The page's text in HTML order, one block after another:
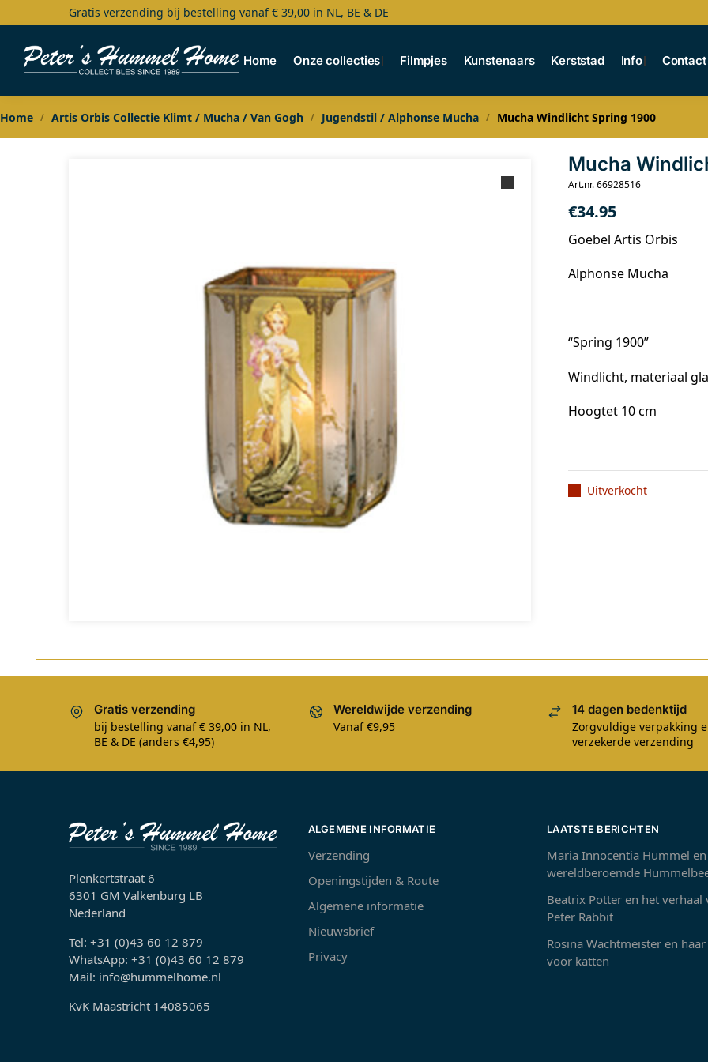
Gratis verzending bij bestelling vanaf € 39,00 in NL, BE & DE
Home Onze collecties Filmpjes Kunstenaars Kerststad Info Contact
Search
Home / Artis Orbis Collectie Klimt / Mucha / Van Gogh / Jugendstil / Alphonse Mucha / Mucha Windlicht Spring 1900
Mucha
Art.nr. 66928516
€34.95
Goebel Artis Orbis
Alphonse Mucha
“Spring 1900”
Windlicht, materiaal
Hoogtet 10 cm
Uitverkocht
Gratis verzending
bij bestelling vanaf € 39,00 in NL,
BE & DE (anders €4,95)
Wereldwijde verzending
Vanaf €9,95
14 dagen bedenktijd
Zorgvuldige verpakking
verzekerde verzending
Plenkertstraat 6
6301 GM Valkenburg LB
Nederland
Tel: +31 (0)43 60 12 879
WhatsApp: +31 (0)43 60 12 879
Mail: info@hummelhome.nl
KvK Maastricht 14085065
ALGEMENE INFORMATIE
Verzending
Openingstijden & Route
Algemene informatie
Nieuwsbrief
Privacy
LAATSTE BERICHTEN
Maria Innocentia Hummel
wereldberoemde
Beatrix Potter en het verhaal
Peter Rabbit
Rosina Wachtmeister en
voor katten